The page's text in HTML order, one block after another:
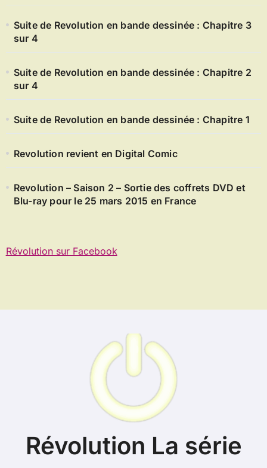
Suite de Revolution en bande dessinée : Chapitre 3
sur 4
Suite de Revolution en bande dessinée : Chapitre 2
sur 4
Suite de Revolution en bande dessinée : Chapitre 1
Revolution revient en Digital Comic
Revolution – Saison 2 – Sortie des coffrets DVD et
Blu-ray pour le 25 mars 2015 en France
Révolution sur Facebook
Révolution La série